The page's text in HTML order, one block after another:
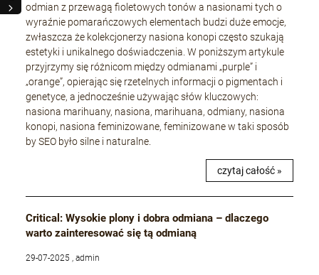
odmian z przewagą fioletowych tonów a nasionami tych o
wyraźnie pomarańczowych elementach budzi duże emocje,
zwłaszcza że kolekcjonerzy nasiona konopi często szukają
estetyki i unikalnego doświadczenia. W poniższym artykule
przyjrzymy się różnicom między odmianami „purple” i
„orange”, opierając się rzetelnych informacji o pigmentach i
genetyce, a jednocześnie używając słów kluczowych:
nasiona marihuany, nasiona, marihuana, odmiany, nasiona
konopi, nasiona feminizowane, feminizowane w taki sposób
by SEO było silne i naturalne.
czytaj całość »
Critical: Wysokie plony i dobra odmiana – dlaczego
warto zainteresować się tą odmianą
29-07-2025 , admin